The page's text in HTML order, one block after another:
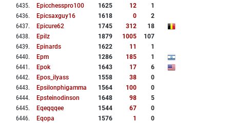
6435. Epicchesspro100 1625 12
1
6436. Epicsaxguy16 1618 0
2
6437. Epicure62 1745 312
18
6438. Epilz 1879 1005
107
6439. Epinards 1622 11
1
6440. Epm 1286 185
1
6441 . Epok 1643 17
6
6442. Epos_ilyass 1558 38
0
6443. Epsilonphigamma 1564 100
0
6444. Epsteinodinson 1648 98
5
6445. Eqeqqqee 1544 67
0
6446. Eqopa 1576 1
0